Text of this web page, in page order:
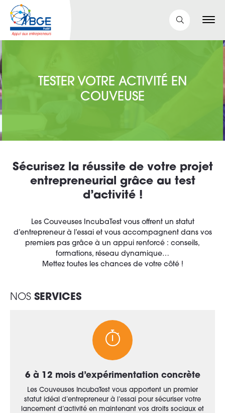
TESTER VOTRE ACTIVITÉ EN
COUVEUSE
Sécurisez la réussite de votre projet
entrepreneurial grâce au test
d’activité !
Les Couveuses IncubaTest vous offrent un statut
d’entrepreneur à l’essai et vous accompagnent dans vos
premiers pas grâce à un appui renforcé : conseils,
formations, réseau dynamique…
Mettez toutes les chances de votre côté !
NOS SERVICES
6 à 12 mois d’expérimentation concrète
Les Couveuses IncubaTest vous apportent un premier
statut idéal d’entrepreneur à l’essai pour sécuriser votre
lancement d’activité en maintenant vos droits sociaux et